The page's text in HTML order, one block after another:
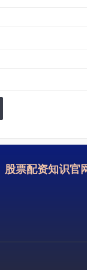
股票配资知识官